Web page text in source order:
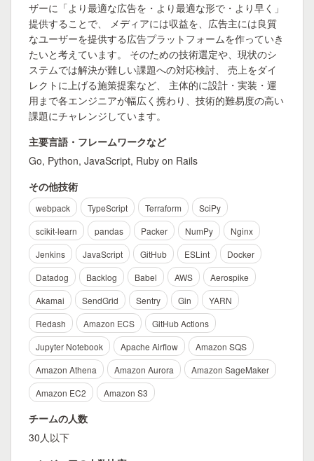
ザーに「より最適な広告を・より最適な形で・より早く」
提供することで、 メディアには収益を、広告主には良質
なユーザーを提供する広告プラットフォームを作っていき
たいと考えています。 そのための技術選定や、現状のシ
ステムでは解決が難しい課題への対応検討、 売上をダイ
レクトに上げる施策提案など、 主体的に設計・実装・運
用まで各エンジニアが幅広く携わり、技術的難易度の高い
課題にチャレンジしています。
主要言語・フレームワークなど
Go, Python, JavaScript, Ruby on Rails
その他技術
webpack TypeScript Terraform
SciPy
scikit-learn
pandas Packer NumPy
Nginx
Jenkins
JavaScript GitHub ESLint
Docker
Datadog
Backlog Babel AWS
Aerospike
Akamai
SendGrid Sentry Gin
YARN
Redash
Amazon ECS
GitHub Actions
Jupyter Notebook
Apache Airflow
Amazon SQS
Amazon Athena
Amazon Aurora
Amazon SageMaker
Amazon EC2
Amazon S3
チームの人数
30人以下